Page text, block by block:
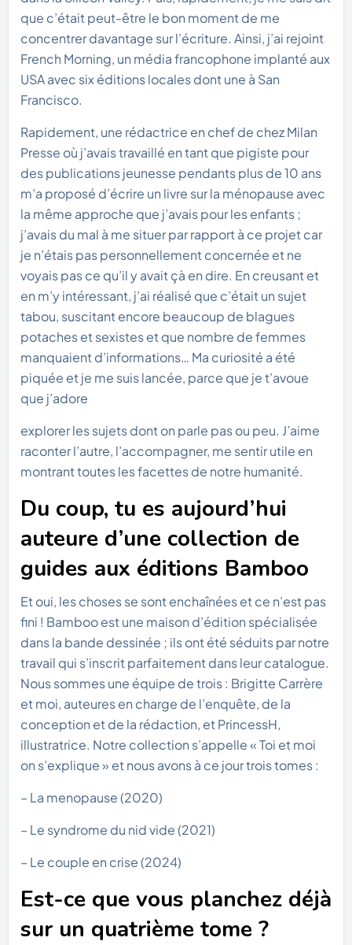
que c’était peut-être le bon moment de me
concentrer davantage sur l’écriture. Ainsi, j’ai rejoint
French Morning, un média francophone implanté aux
USA avec six éditions locales dont une à San
Francisco.
Rapidement, une rédactrice en chef de chez Milan
Presse où j’avais travaillé en tant que pigiste pour
des publications jeunesse pendants plus de 10 ans
m’a proposé d’écrire un livre sur la ménopause avec
la même approche que j’avais pour les enfants ;
j’avais du mal à me situer par rapport à ce projet car
je n’étais pas personnellement concernée et ne
voyais pas ce qu’il y avait çà en dire. En creusant et
en m’y intéressant, j’ai réalisé que c’était un sujet
tabou, suscitant encore beaucoup de blagues
potaches et sexistes et que nombre de femmes
manquaient d’informations… Ma curiosité a été
piquée et je me suis lancée, parce que je t’avoue
que j’adore
explorer les sujets dont on parle pas ou peu. J’aime
raconter l’autre, l’accompagner, me sentir utile en
montrant toutes les facettes de notre humanité.
Du coup, tu es aujourd’hui
auteure d’une collection de
guides aux éditions Bamboo
Et oui, les choses se sont enchaînées et ce n’est pas
fini ! Bamboo est une maison d’édition spécialisée
dans la bande dessinée ; ils ont été séduits par notre
travail qui s’inscrit parfaitement dans leur catalogue.
Nous sommes une équipe de trois : Brigitte Carrère
et moi, auteures en charge de l’enquête, de la
conception et de la rédaction, et PrincessH,
illustratrice. Notre collection s’appelle « Toi et moi
on s’explique » et nous avons à ce jour trois tomes :
– La menopause (2020)
– Le syndrome du nid vide (2021)
– Le couple en crise (2024)
Est-ce que vous planchez déjà
sur un quatrième tome ?